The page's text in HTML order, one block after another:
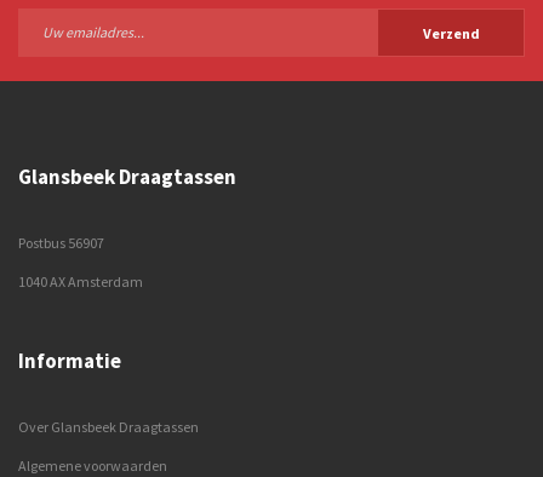
Verzend
Glansbeek Draagtassen
Postbus 56907
1040 AX Amsterdam
Informatie
Over Glansbeek Draagtassen
Algemene voorwaarden